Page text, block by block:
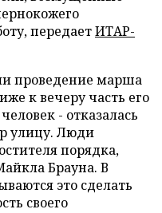
передаетИТАР-
проведение марша
к вечеру часть его
- отказалась
улицу. Люди
порядка,
Брауна. В
это сделать
своего